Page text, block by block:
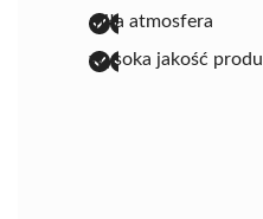
miła atmosfera
wysoka jakość